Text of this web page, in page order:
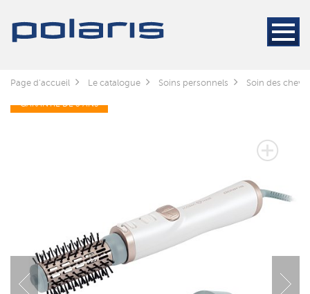
Page d'accueil Le catalogue Soins personnels Soin des
GARANTIE DE 3 ANS